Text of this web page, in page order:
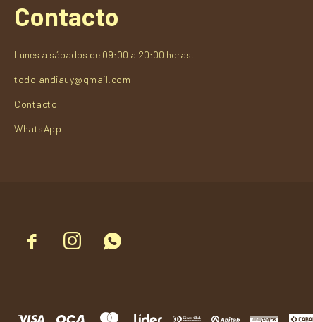
  
Contacto
Lunes a sábados de 09:00 a 20:00 horas.
todolandiauy@gmail.com
Contacto
WhatsApp